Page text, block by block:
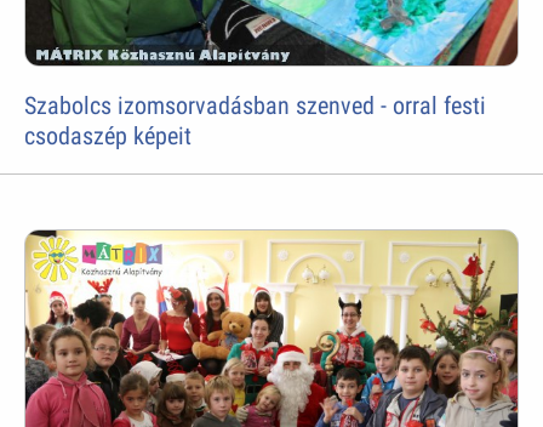
Szabolcs izomsorvadásban szenved - orral festi
csodaszép képeit